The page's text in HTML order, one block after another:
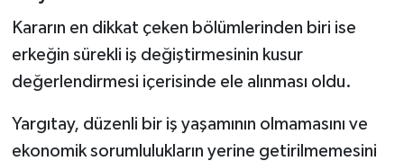
Kararın en dikkat çeken bölümlerinden biri ise
erkeğin sürekli iş değiştirmesinin kusur
değerlendirmesi içerisinde ele alınması oldu.
Yargıtay, düzenli bir iş yaşamının olmamasını ve
ekonomik sorumlulukların yerine getirilmemesini